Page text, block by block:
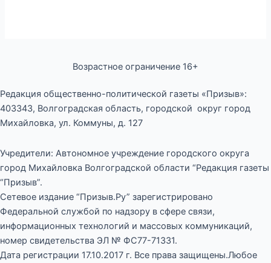
Возрастное ограничение 16+
Редакция общественно-политической газеты «Призыв»:
403343, Волгоградская область, городской округ город
Михайловка, ул. Коммуны, д. 127
Учредители: Автономное учреждение городского округа
город Михайловка Волгоградской области “Редакция газеты
“Призыв”.
Сетевое издание “Призыв.Ру” зарегистрировано
Федеральной службой по надзору в сфере связи,
информационных технологий и массовых коммуникаций,
номер свидетельства ЭЛ № ФС77-71331.
Дата регистрации 17.10.2017 г. Все права защищены.Любое